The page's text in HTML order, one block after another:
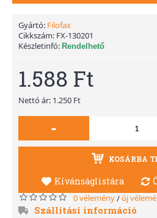
Gyártó: Filofax
Cikkszám: FX-130201
Készletinfó: Rendelhető
1.588 Ft
Nettó ár: 1.250 Ft
-
KOSÁRBA
Kívánságlistára
0 vélemény/ új
Szállítási információ